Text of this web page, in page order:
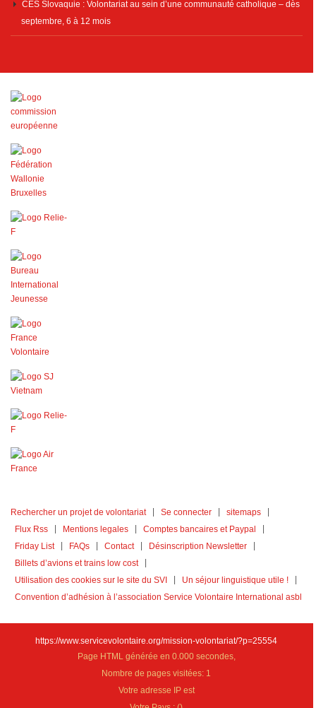
CES Slovaquie : Volontariat au sein d’une communauté catholique – dès
septembre, 6 à 12 mois
Rechercher un projet de volontariat Se connecter
sitemaps
Flux Rss
Mentions legales
Comptes bancaires et Paypal
Friday List
FAQs Contact
Désinscription Newsletter
Billets d’avions et trains low cost
Utilisation des cookies sur le site du SVI
Un séjour linguistique utile !
Convention d’adhésion à l’association Service Volontaire International asbl
https://www.servicevolontaire.org/mission-volontariat/?p=25554
Page HTML générée en 0.000 secondes,
Nombre de pages visitées: 1
Votre adresse IP est